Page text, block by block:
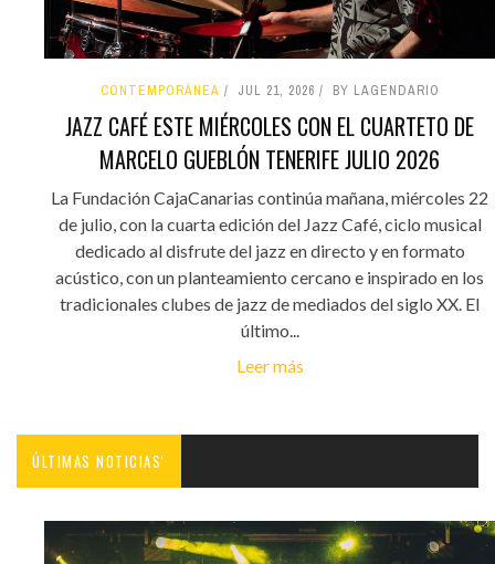
CONTEMPORÁNEA JUL 21, 2026 BY LAGENDARIO
JAZZ CAFÉ ESTE MIÉRCOLES CON EL CUARTETO DE
MARCELO GUEBLÓN TENERIFE JULIO 2026
La Fundación CajaCanarias continúa mañana, miércoles 22
de julio, con la cuarta edición del Jazz Café, ciclo musical
dedicado al disfrute del jazz en directo y en formato
acústico, con un planteamiento cercano e inspirado en los
tradicionales clubes de jazz de mediados del siglo XX. El
último...
Leer más
ÚLTIMAS NOTICIAS'